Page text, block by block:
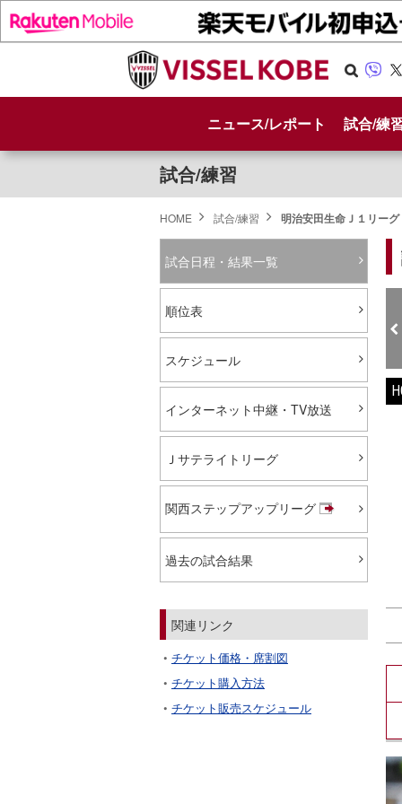
h
ニュース/レポート 試合/練
試合/練習
HOME 試合/練習 明治安田生命Ｊ１リー
試合日程・結果一覧
順位表
スケジュール
インターネット中継・TV放送
Ｊサテライトリーグ
関西ステップアップリーグ
過去の試合結果
関連リンク
チケット価格・席割図
チケット購入方法
チケット販売スケジュール